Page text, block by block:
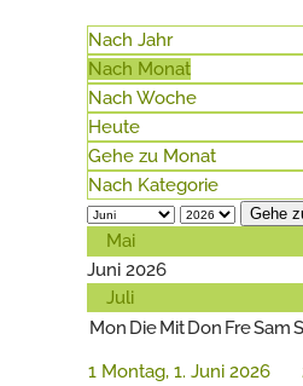
Nach Jahr
Nach Monat
Nach Woche
Heute
Gehe zu Monat
Nach Kategorie
Gehe
Mai
Juni 2026
Juli
Mon DieMitDon FreSam
1 Montag, 1. Juni 2026